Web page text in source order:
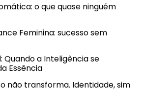
o que quase ninguém
Feminina: sucesso sem
Quando a Inteligência se
Essência
não transforma. Identidade, sim